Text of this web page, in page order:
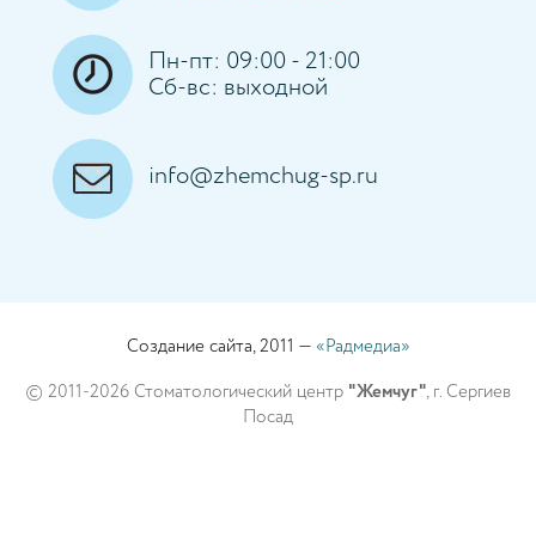
Пн-пт: 09:00 - 21:00
Сб-вс: выходной
info@zhemchug-sp.ru
Создание сайта, 2011 — «Радмедиа»
© 2011-2026 Стоматологический центр "Жемчуг", г. Сергиев
Посад